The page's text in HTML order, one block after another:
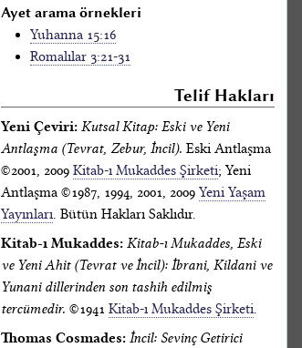
Ayet arama örnekleri
Yuhanna 15:16
Romalılar 3:21-31
Telif Hakları
Yeni Çeviri: Kutsal Kitap: Eski ve Yeni
Antlaşma (Tevrat, Zebur, İncil). Eski Antlaşma
©2001, 2009 Kitab-ı Mukaddes Şirketi; Yeni
Antlaşma ©1987, 1994, 2001, 2009 Yeni Yaşam
Yayınları. Bütün Hakları Saklıdır.
Kitab-ı Mukaddes: Kitab-ı Mukaddes, Eski
ve Yeni Ahit (Tevrat ve İncil): İbrani, Kildani ve
Yunani dillerinden son tashih edilmiş
tercümedir. ©1941 Kitab-ı Mukaddes Şirketi.
Thomas Cosmades: İncil: Sevinç Getirici